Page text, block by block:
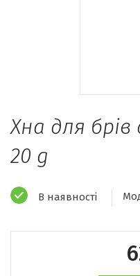
Хна для
20 g
В наявності